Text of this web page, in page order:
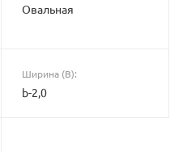
Овальная
Ширина (B):
b-2,0